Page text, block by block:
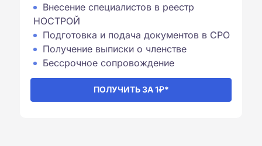
Внесение специалистов в реестр
НОСТРОЙ
Подготовка и подача документов в СРО
Получение выписки о членстве
Бессрочное сопровождение⁠
ПОЛУЧИТЬ ЗА 1₽*